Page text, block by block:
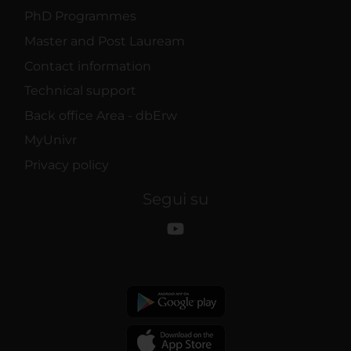
PhD Programmes
Master and Post Lauream
Contact information
Technical support
Back office Area - dbErw
MyUnivr
Privacy policy
Segui su